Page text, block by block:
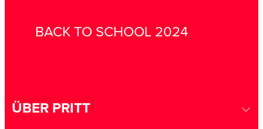
BACK TO SCHOOL 2024
ÜBER PRITT